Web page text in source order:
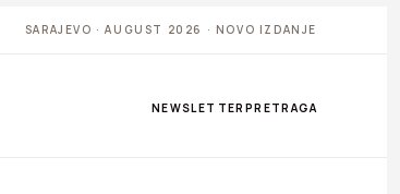
SARAJEVO · AUGUST 2026 · NOVO IZDANJE
NEWSLETTER PRETRAGA